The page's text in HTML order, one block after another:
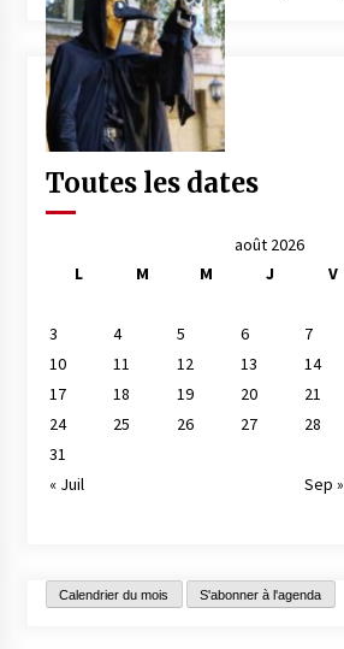
Toutes les dates
août 2026
L
M M J V
3
4 5 6 7
10
11 12 13 14
17
18 19 20 21
24
25 26 27 28
31
« Juil
Sep »
Calendrier du mois S'abonner à l'agenda